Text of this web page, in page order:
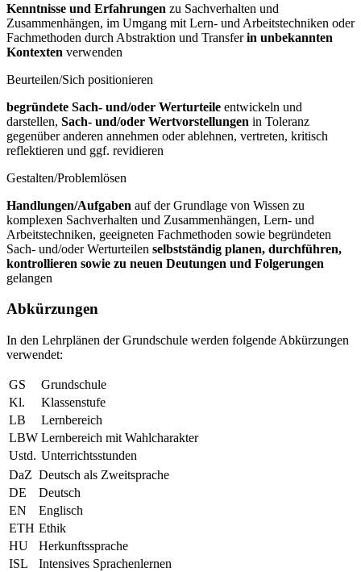
Kenntnisse und Erfahrungen zu Sachverhalten und
Zusammenhängen, im Umgang mit Lern- und Arbeitstechniken oder
Fachmethoden durch Abstraktion und Transferin unbekannten
Kontexten verwenden
Beurteilen/Sich positionieren
begründete Sach- und/oder Werturteile entwickeln und
darstellen, Sach- und/oder Wertvorstellungen in Toleranz
gegenüber anderen annehmen oder ablehnen, vertreten, kritisch
reflektieren und ggf. revidieren
Gestalten/Problemlösen
Handlungen/Aufgaben auf der Grundlage von Wissen zu
komplexen Sachverhalten und Zusammenhängen, Lern- und
Arbeitstechniken, geeigneten Fachmethoden sowie begründeten
Sach- und/oder Werturteilen selbstständig planen, durchführen,
kontrollieren sowie zu neuen Deutungen und Folgerungen
gelangen
Abkürzungen
In den Lehrplänen der Grundschule werden folgende Abkürzungen
verwendet:
GS
Grundschule
Kl.
Klassenstufe
LB
Lernbereich
LBW Lernbereich mit Wahlcharakter
Ustd. Unterrichtsstunden
DaZ Deutsch als Zweitsprache
DE
Deutsch
EN
Englisch
ETH Ethik
HU
Herkunftssprache
ISL
Intensives Sprachenlernen